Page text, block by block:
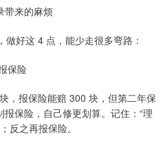
带来的麻烦
好这 4 点，能少走很多弯路：
保险
，报保险能赔 300 块，但第二年保
保险，自己修更划算。记住：“理
反之再报保险。